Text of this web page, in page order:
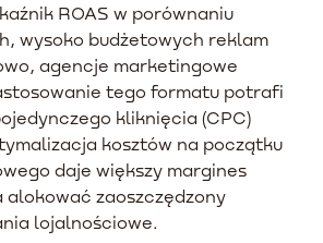
ROAS w porównaniu
wysoko budżetowych reklam
agencje marketingowe
tego formatu potrafi
kliknięcia (CPC)
kosztów na początku
daje większy margines
alokować zaoszczędzony
lojalnościowe.